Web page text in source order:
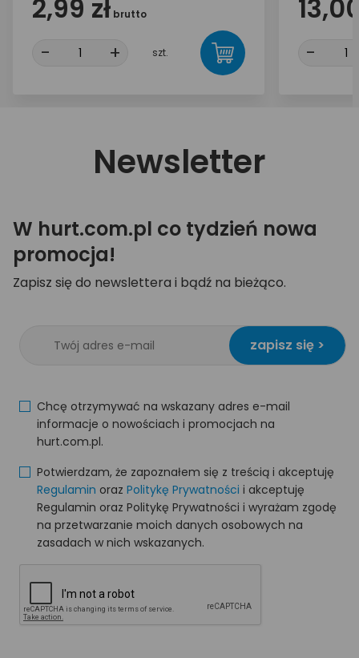
2,99 zł brutto
- + szt. -
Newsletter
W hurt.com.pl co tydzień nowa
promocja!
Zapisz się do newslettera i bądź na bieżąco.
zapisz się >
Chcę otrzymywać na wskazany adres e-mail
informacje o nowościach i promocjach na
hurt.com.pl.
Potwierdzam, że zapoznałem się z treścią i akceptuję
Regulamin oraz Politykę Prywatności i akceptuję
Regulamin oraz Politykę Prywatności i wyrażam zgodę
na przetwarzanie moich danych osobowych na
zasadach w nich wskazanych.